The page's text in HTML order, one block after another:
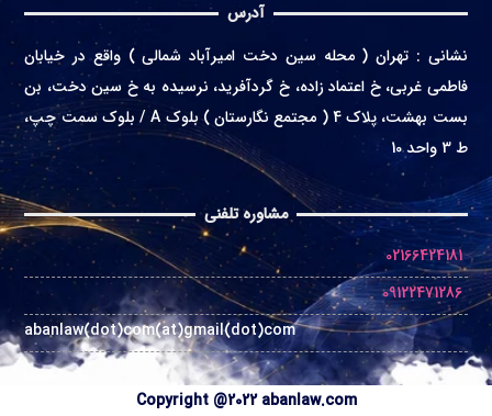
آدرس
نشانی : تهران ( محله سین دخت امیرآباد شمالی ) واقع در خیابان
فاطمی غربی، خ اعتماد زاده، خ گردآفرید، نرسیده به خ سین دخت، بن
بست بهشت، پلاک 4 ( مجتمع نگارستان ) بلوک A / بلوک سمت چپ،
ط 3 واحد 10
مشاوره تلفنی
02166424181
09122471286
abanlaw(dot)com(at)gmail(dot)com
Copyright @2022 abanlaw.com